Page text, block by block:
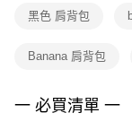
權轉讓予恩沛科技股
３．未成年的使用者
４．使用「AFTEE先
黑色 肩背包
Banana 肩背包
一 必買清單 一